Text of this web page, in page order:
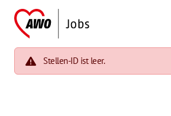
Stellen-ID ist leer.